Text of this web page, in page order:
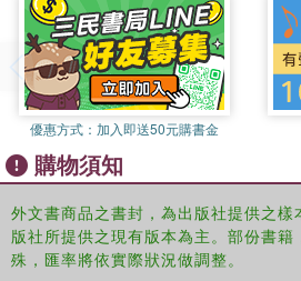
Remapping the successive
narcotic modernity, the third
delineates three primary eras of
including the contemporary city of
consumption. Employing an
format, the fourth section –
Brain/
sense, state or scape of
permutation of narcotic modernity
terms of drug, dream and/or
evolution of "addiction," the (late-
the pathological project of
優惠方式： 加入即送50元購書金
購物須知
外文書商品之書封，為出版社提供之樣
版社所提供之現有版本為主。部份書
殊，匯率將依實際狀況做調整。